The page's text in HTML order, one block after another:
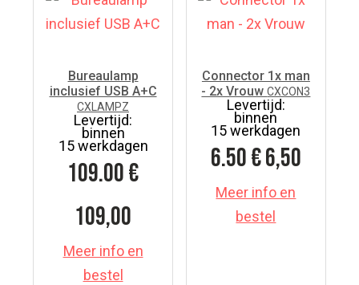
Bureaulamp
inclusief USB A+C
CXLAMPZ
Levertijd:
binnen
15 werkdagen
109.00€
109,00
Meer info en
bestel
Connector 1x man
- 2x VrouwCXCON3
Levertijd:
binnen
15 werkdagen
6.50€ 6,50
Meer info en
bestel